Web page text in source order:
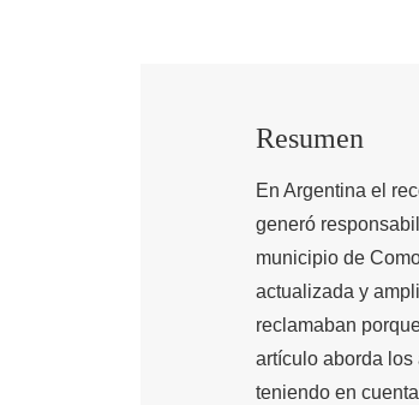
Resumen
En Argentina el
generó
municipio de
actualizada y
reclamaban
artículo aborda los
teniendo en